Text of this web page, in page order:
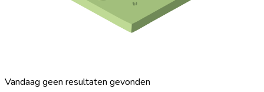
Vandaag geen resultaten gevonden